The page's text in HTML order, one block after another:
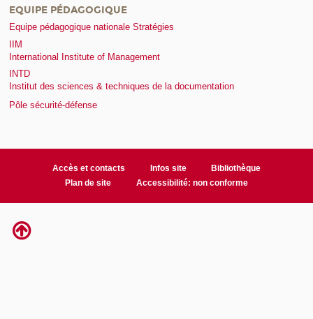
EQUIPE PÉDAGOGIQUE
Equipe pédagogique nationale Stratégies
IIM
International Institute of Management
INTD
Institut des sciences & techniques de la documentation
Pôle sécurité-défense
Accès et contacts Infos site
Bibliothèque
Plan de site
Accessibilité: non conforme